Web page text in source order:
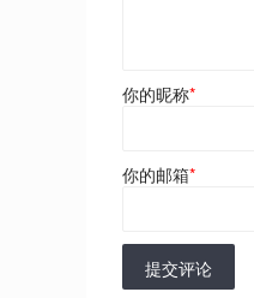
你的昵称*
你的邮箱*
提交评论